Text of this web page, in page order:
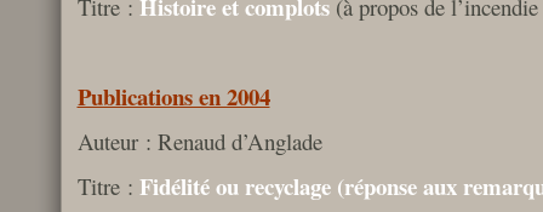
Titre : Histoire et complots (à propos de
Publications en 2004
Auteur : Renaud d’Anglade
Titre : Fidélité ou recyclage (réponse aux